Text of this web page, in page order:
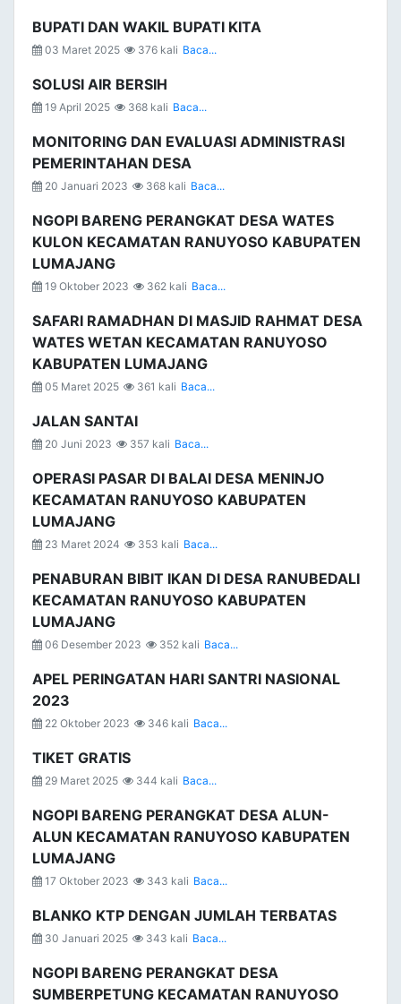
BUPATI DAN WAKIL BUPATI KITA
03 Maret 2025 376 kali Baca...
SOLUSI AIR BERSIH
19 April 2025 368 kali Baca...
MONITORING DAN EVALUASI ADMINISTRASI
PEMERINTAHAN DESA
20 Januari 2023 368 kali Baca...
NGOPI BARENG PERANGKAT DESA WATES
KULON KECAMATAN RANUYOSO KABUPATEN
LUMAJANG
19 Oktober 2023 362 kali Baca...
SAFARI RAMADHAN DI MASJID RAHMAT DESA
WATES WETAN KECAMATAN RANUYOSO
KABUPATEN LUMAJANG
05 Maret 2025 361 kali Baca...
JALAN SANTAI
20 Juni 2023 357 kali Baca...
OPERASI PASAR DI BALAI DESA MENINJO
KECAMATAN RANUYOSO KABUPATEN
LUMAJANG
23 Maret 2024 353 kali Baca...
PENABURAN BIBIT IKAN DI DESA RANUBEDALI
KECAMATAN RANUYOSO KABUPATEN
LUMAJANG
06 Desember 2023 352 kali Baca...
APEL PERINGATAN HARI SANTRI NASIONAL
2023
22 Oktober 2023 346 kali Baca...
TIKET GRATIS
29 Maret 2025 344 kali Baca...
NGOPI BARENG PERANGKAT DESA ALUN-
ALUN KECAMATAN RANUYOSO KABUPATEN
LUMAJANG
17 Oktober 2023 343 kali Baca...
BLANKO KTP DENGAN JUMLAH TERBATAS
30 Januari 2025 343 kali Baca...
NGOPI BARENG PERANGKAT DESA
SUMBERPETUNG KECAMATAN RANUYOSO